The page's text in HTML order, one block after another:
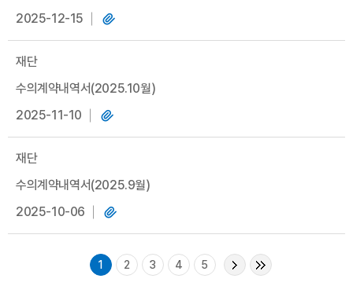
2025-12-15
재단
수의계약내역서(2025.10월)
2025-11-10
재단
수의계약내역서(2025.9월)
2025-10-06
1 2 3 4 5